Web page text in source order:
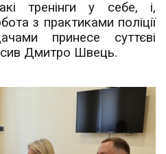
тренінги у себе, і,
з практиками поліції
принесе суттєві
Дмитро Швець.